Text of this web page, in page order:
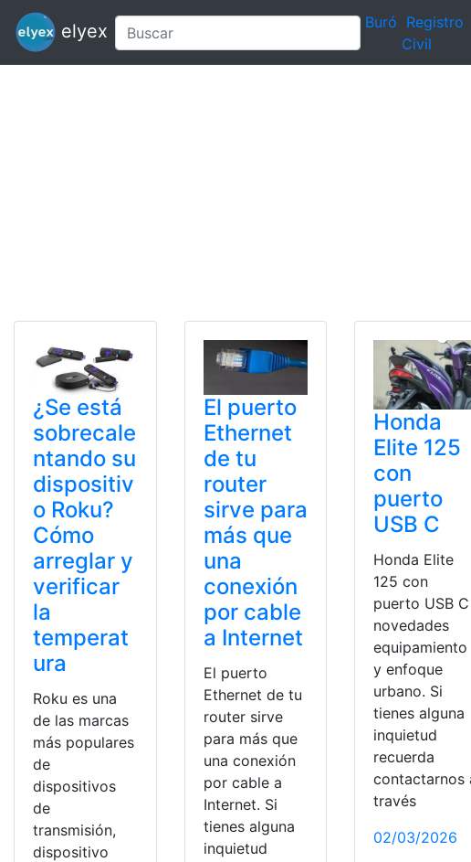
elyex Buró Registro
Civil
¿Se está
sobrecale
ntando su
dispositiv
o Roku?
Cómo
arreglar y
verificar
la
temperat
ura
Roku es una
de las marcas
más populares
de
dispositivos
de
transmisión,
dispositivo
El puerto
Ethernet
de tu
router
sirve para
más que
una
conexión
por cable
a Internet
El puerto
Ethernet de tu
router sirve
para más que
una conexión
por cable a
Internet. Si
tienes alguna
inquietud
Honda
Elite 125
con
puerto
USB C
Honda Elite
125 con
puerto USB C
novedades
equipamiento
y enfoque
urbano. Si
tienes alguna
inquietud
recuerda
contactarnos
través
02/03/2026